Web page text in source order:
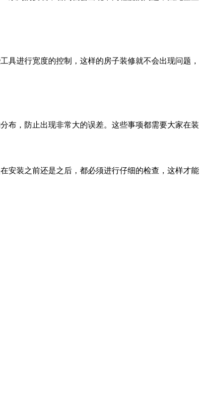
进行宽度的控制，这样的房子装修就不会出现问题，
，防止出现非常大的误差。这些事项都需要大家在装
装之前还是之后，都必须进行仔细的检查，这样才能